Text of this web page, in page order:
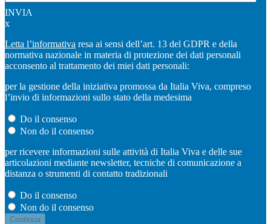
INVIA
x
Letta l’informativa resa ai sensi dell’art. 13 del GDPR e della
normativa nazionale in materia di protezione dei dati personali
acconsento al trattamento dei miei dati personali:
per la gestione della iniziativa promossa da Italia Viva, compreso
l’invio di informazioni sullo stato della medesima
Do il consenso
Non do il consenso
per ricevere informazioni sulle attività di Italia Viva e delle sue
articolazioni mediante newsletter, tecniche di comunicazione a
distanza o strumenti di contatto tradizionali
Do il consenso
Non do il consenso